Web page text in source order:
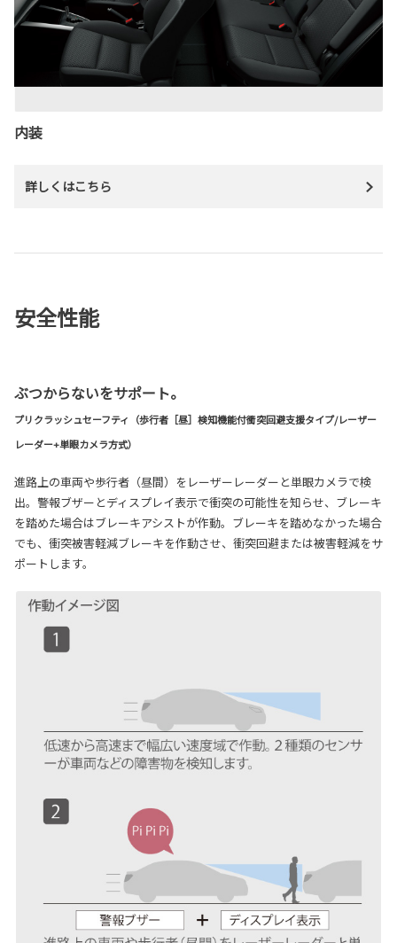
内装
詳しくはこちら
安全性能
ぶつからないをサポート。
プリクラッシュセーフティ（歩行者［昼］検知機能付衝突回避支援タイプ/レーザー
レーダー+単眼カメラ方式）
進路上の車両や歩行者（昼間）をレーザーレーダーと単眼カメラで検
出。警報ブザーとディスプレイ表示で衝突の可能性を知らせ、ブレーキ
を踏めた場合はブレーキアシストが作動。ブレーキを踏めなかった場合
でも、衝突被害軽減ブレーキを作動させ、衝突回避または被害軽減をサ
ポートします。